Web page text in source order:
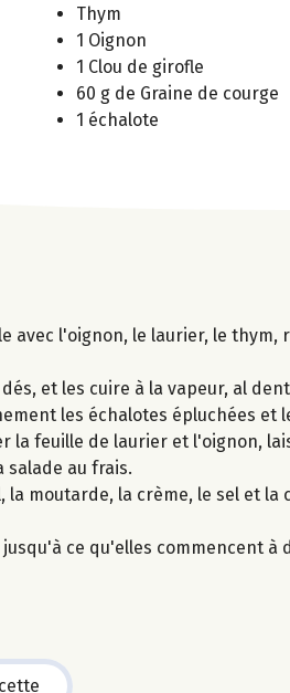
Thym
1 Oignon
1 Clou de girofle
60 g de Graine de courge
1 échalote
avec l'oignon, le laurier, le
et les cuire à la vapeur, al
les échalotes épluchées et
la feuille de laurier et l'oignon,
au frais.
la moutarde, la crème, le sel et
ce qu'elles commencent